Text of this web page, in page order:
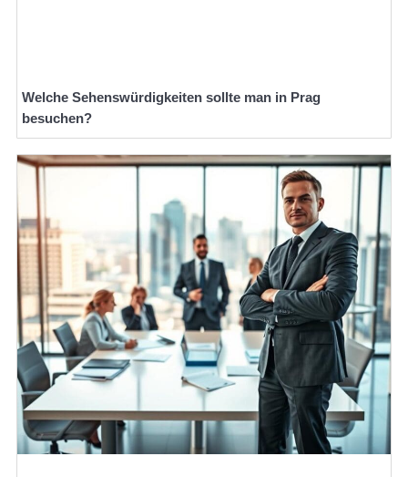
Welche Sehenswürdigkeiten sollte man in Prag
besuchen?